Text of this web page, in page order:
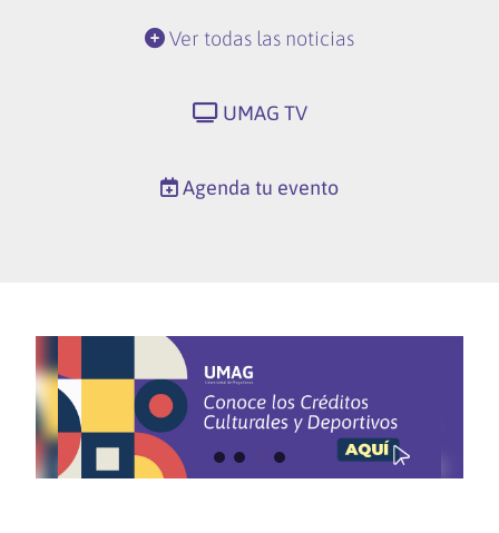
Ver todas las noticias
UMAG TV
Agenda tu evento